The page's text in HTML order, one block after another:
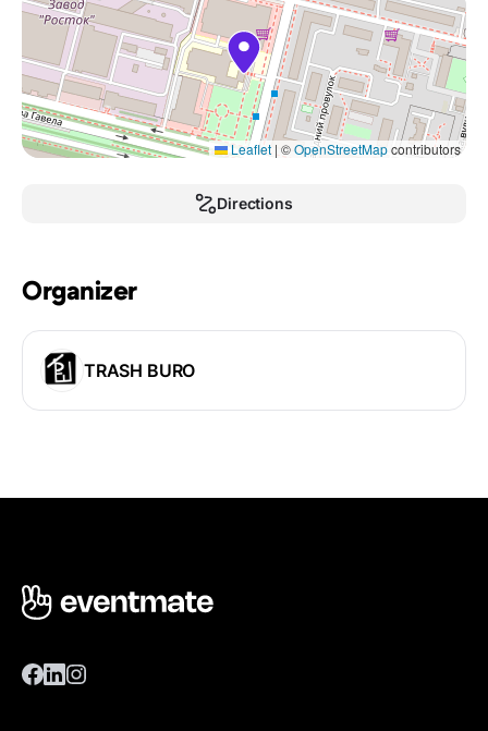
Leaflet | ©OpenStreetMapcontributors
Directions
Organizer
TRASH BURO